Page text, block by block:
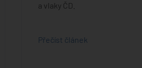
a vlaky ČD.
Přečíst článek